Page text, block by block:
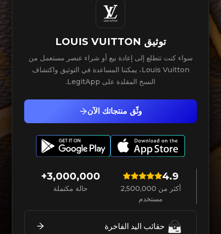
4.9
أكثر من 2,500,000
مستخدم
3,000,000+
حالة مكتملة
وثّق منتجاتك الآن
سواء كنت تتطلع إلى إعادة بيع أو شراء عنصر مستعمل من
Louis Vuitton، يمكننا المساعدة في التوثيق واكتشاف
النسخ المقلدة على LegitApp.
توثيق LOUIS VUITTON
حقائب اليد الفاخرة